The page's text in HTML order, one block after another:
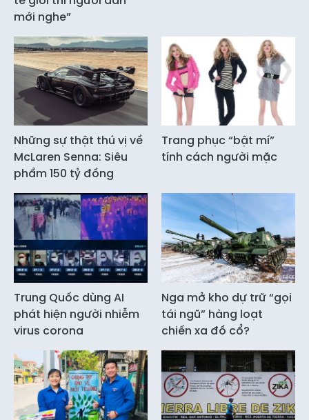
mới nghe”
Những sự thật thú vị về
McLaren Senna: Siêu
phẩm 150 tỷ đồng
Trang phục “bật mí”
tính cách người mặc
Trung Quốc dùng AI
phát hiện người nhiễm
virus corona
Nga mở kho dự trữ “gọi
tái ngũ” hàng loạt
chiến xa đồ cổ?